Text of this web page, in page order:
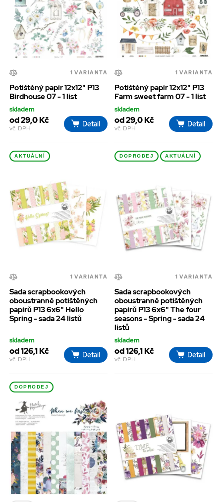
1 VARIANTA
Potištěný papír 12x12" P13
Birdhouse 07 - 1 list
skladem
od 29,0 Kč
vč. DPH
Detail
1 VARIANTA
Potištěný papír 12x12" P13
Farm sweet farm 07 - 1 list
skladem
od 29,0 Kč
vč. DPH
Detail
AKTUÁLNÍ
1 VARIANTA
Sada scrapbookových
oboustranně potištěných
papírů P13 6x6" Hello
Spring - sada 24 listů
skladem
od 126,1 Kč
vč. DPH
Detail
DOPRODEJ AKTUÁLNÍ
1 VARIANTA
Sada scrapbookových
oboustranně potištěných
papírů P13 6x6" The four
seasons - Spring - sada 24
listů
skladem
od 126,1 Kč
vč. DPH
Detail
DOPRODEJ